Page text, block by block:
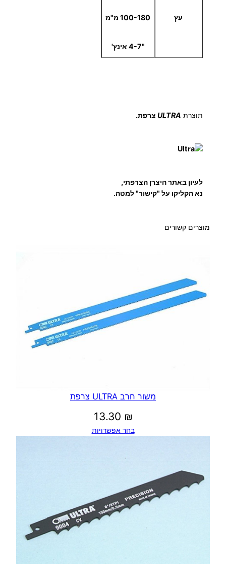
עץ 100-180 מ"מ
"4-7 אינץ'
תוצרת ULTRA צרפת.
לעיון באתר היצרן הצרפתי,
נא הקליקו על "קישור" למטה.
מוצרים קשורים
משור חרב ULTRA צרפת
13.30 ₪
בחר אפשרויות